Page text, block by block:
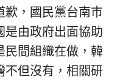
歉，國民黨台南巿
是由政府出面協助
民間組織在做，韓
不但沒有，相關研